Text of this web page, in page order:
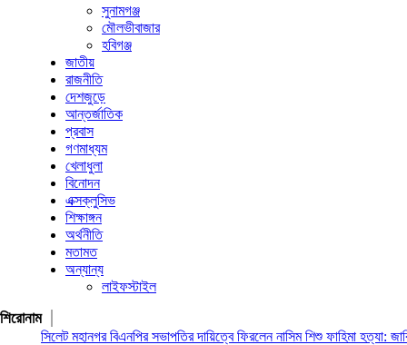
সুনামগঞ্জ
মৌলভীবাজার
হবিগঞ্জ
জাতীয়
রাজনীতি
দেশজুড়ে
আন্তর্জাতিক
প্রবাস
গণমাধ্যম
খেলাধুলা
বিনোদন
এক্সক্লুসিভ
শিক্ষাঙ্গন
অর্থনীতি
মতামত
অন্যান্য
লাইফস্টাইল
শিরোনাম
সিলেট মহানগর বিএনপির সভাপতির দায়িত্বে ফিরলেন নাসিমশিশু ফাহিমা হত্যা: জাকিরের